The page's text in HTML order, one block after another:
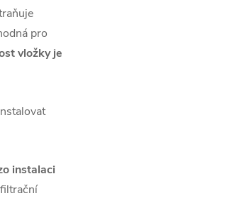
pro
vložky je
instalaci